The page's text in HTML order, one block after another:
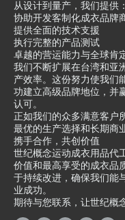
从设计到量产，我们提供：
协助开发客制化成衣品牌
提供全面的技术支援
执行完整的产品测试
卓越的营运能力与全球肯
我们不断扩展在台湾和亚
产效率。这份努力使我们
功建立高级品牌地位，并
认可。
正如我们的众多满意客户
最优的生产选择和长期商
携手合作，共创价值
世纪概念运动成衣用品代
价值和最高享受的成衣品
于持续改进，确保我们能
业成功。
期待与您联系，让世纪概